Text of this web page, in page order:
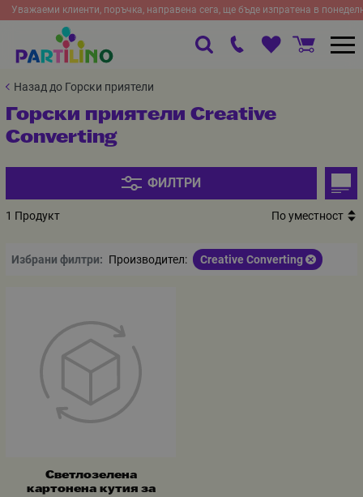
Уважаеми клиенти, поръчка, направена сега, ще бъде изпратена в
Назад до Горски приятели
Горски приятели Creative
Converting
ФИЛТРИ
1 Продукт По уместност
Избрани филтри: Производител: Creative Converting
Светлозелена
картонена кутия за